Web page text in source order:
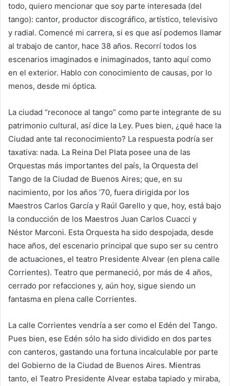
todo, quiero mencionar que soy parte interesada (del
tango): cantor, productor discográfico, artístico, televisivo
y radial. Comencé mi carrera, si es que así podemos llamar
al trabajo de cantor, hace 38 años. Recorrí todos los
escenarios imaginados e inimaginados, tanto aquí como
en el exterior. Hablo con conocimiento de causas, por lo
menos, desde mi óptica.
La ciudad “reconoce al tango” como parte integrante de su
patrimonio cultural, así dice la Ley. Pues bien, ¿qué hace la
Ciudad ante tal reconocimiento? La respuesta podría ser
taxativa: nada. La Reina Del Plata posee una de las
Orquestas más importantes del país, la Orquesta del
Tango de la Ciudad de Buenos Aires; que, en su
nacimiento, por los años ’70, fuera dirigida por los
Maestros Carlos García y Raúl Garello y que, hoy, está bajo
la conducción de los Maestros Juan Carlos Cuacci y
Néstor Marconi. Esta Orquesta ha sido despojada, desde
hace años, del escenario principal que supo ser su centro
de actuaciones, el teatro Presidente Alvear (en plena calle
Corrientes). Teatro que permaneció, por más de 4 años,
cerrado por refacciones y, aún hoy, sigue siendo un
fantasma en plena calle Corrientes.
La calle Corrientes vendría a ser como el Edén del Tango.
Pues bien, ese Edén sólo ha sido dividido en dos partes
con canteros, gastando una fortuna incalculable por parte
del Gobierno de la Ciudad de Buenos Aires. Mientras
tanto, el Teatro Presidente Alvear estaba tapiado y miraba,